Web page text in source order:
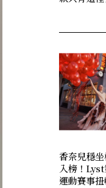
香奈兒穩
入榜！Lyst
運動賽事